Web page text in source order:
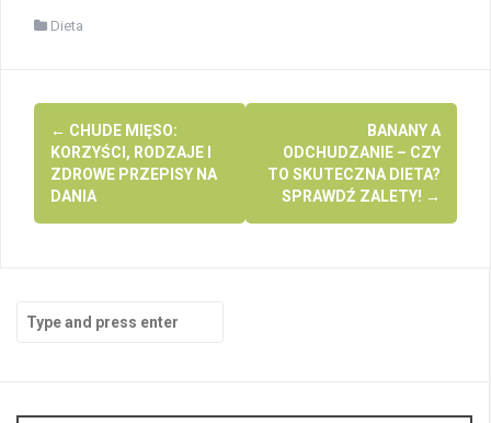
Dieta
Post
navigation
← CHUDE MIĘSO:
KORZYŚCI, RODZAJE I
ZDROWE PRZEPISY NA
DANIA
BANANY A
ODCHUDZANIE – CZY
TO SKUTECZNA DIETA?
SPRAWDŹ ZALETY! →
for: